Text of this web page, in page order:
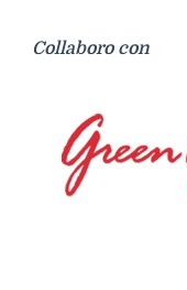
Collaboro con